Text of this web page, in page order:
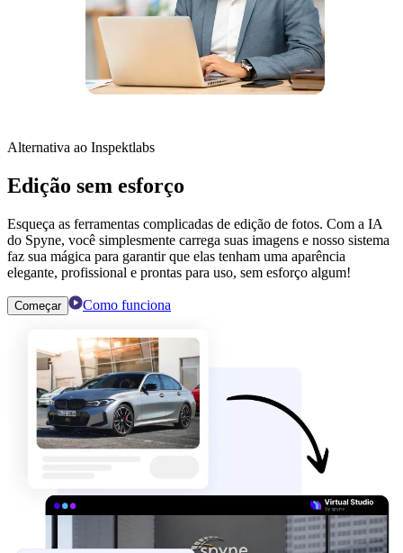
Alternativa ao Inspektlabs
Edição sem esforço
Esqueça as ferramentas complicadas de edição de fotos. Com a IA
do Spyne, você simplesmente carrega suas imagens e nosso sistema
faz sua mágica para garantir que elas tenham uma aparência
elegante, profissional e prontas para uso, sem esforço algum!
Começar Como funciona